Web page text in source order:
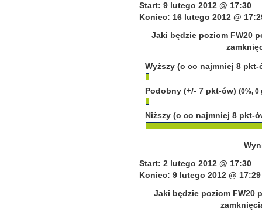
Start: 9 lutego 2012 @ 17:30
Koniec: 16 lutego 2012 @
Jaki będzie poziom FW20
Wyższy (o co najmniej 8
Podobny (+/- 7 pkt-ów) (0%, 0
Niższy (o co najmniej 8 pkt-
Start: 2 lutego 2012 @ 17:30
Koniec: 9 lutego 2012 @ 17:29
Jaki będzie poziom FW20